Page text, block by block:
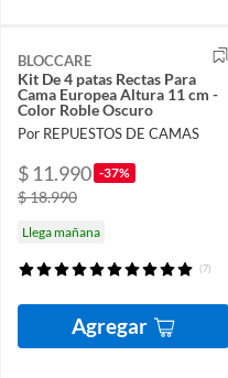
BLOCCARE
Kit De 4 patas Rectas Para
Cama Europea Altura 11 cm -
Color Roble Oscuro
Por REPUESTOS DE CAMAS
$ 11.990 -37%
$ 18.990
Llega mañana
(7)
Agregar